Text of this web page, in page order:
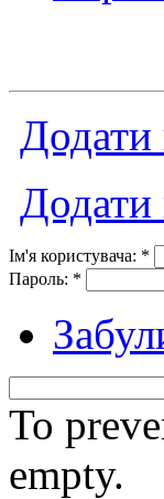
Додати
Додати
Ім'я користувача: *
Пароль: *
To
empty.